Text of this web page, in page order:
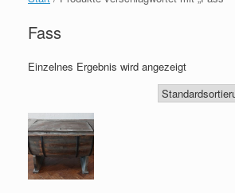
Fass
Einzelnes Ergebnis wird angezeigt